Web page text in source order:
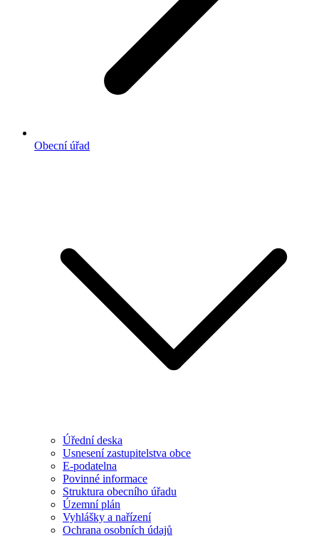
Obecní úřad
Úřední deska
Usnesení zastupitelstva obce
E-podatelna
Povinné informace
Struktura obecního úřadu
Územní plán
Vyhlášky a nařízení
Ochrana osobních údajů